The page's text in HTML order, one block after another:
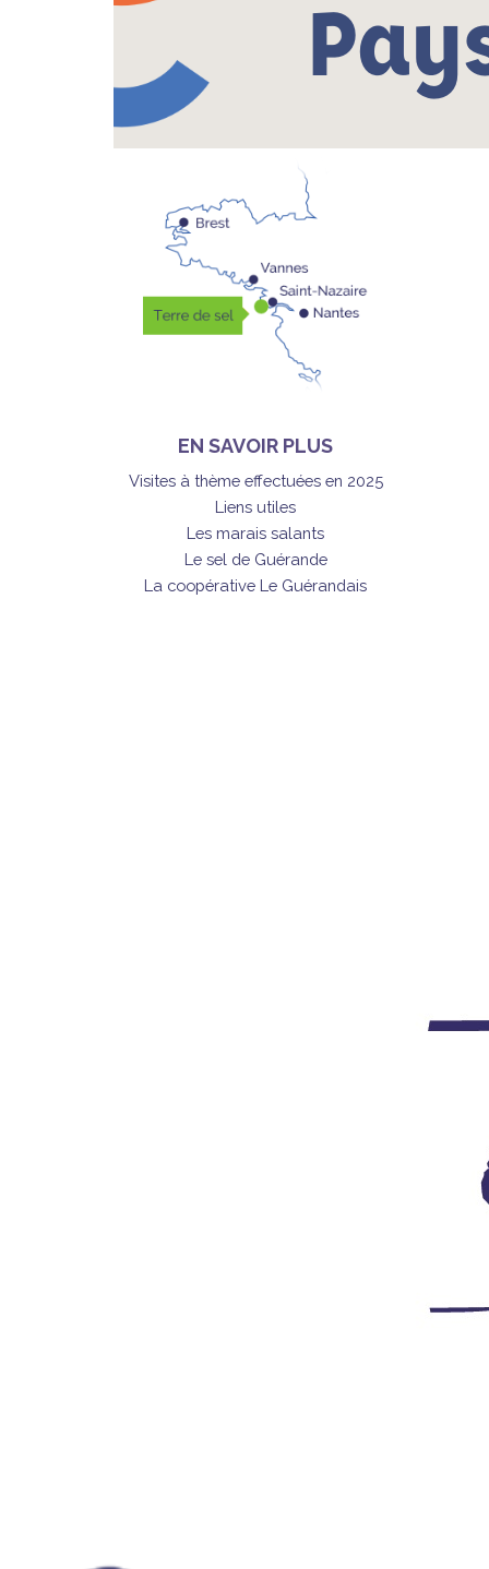
EN SAVOIR PLUS
Visites à thème effectuées en 2025
Liens utiles
Les marais salants
Le sel de Guérande
La coopérative Le Guérandais